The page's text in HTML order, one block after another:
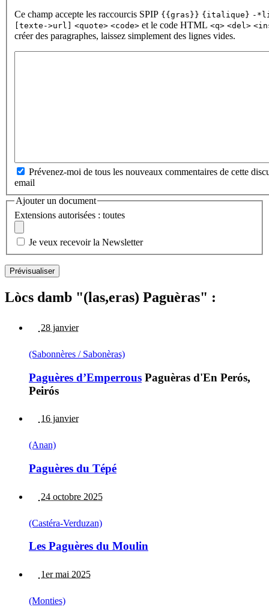
Ce champ accepte les raccourcis SPIP {{gras}} {italique} -
[texte->url]
<quote> <code> et le code HTML <q> <del>
créer des paragraphes, laissez simplement des lignes vides.
Prévenez-moi de tous les nouveaux commentaires de cette
email
Ajouter un document
Extensions autorisées : toutes
Je veux recevoir la Newsletter
Lòcs damb "(las,eras) Paguèras" :
28 janvier
(Sabonnères / Sabonèras)
Paguères d’Emperrous Paguèras d'En Perós,
Peirós
16 janvier
(Anan)
Paguères du Tépé
24 octobre 2025
(Castéra-Verduzan)
Les Paguères du Moulin
1er mai 2025
(Monties)